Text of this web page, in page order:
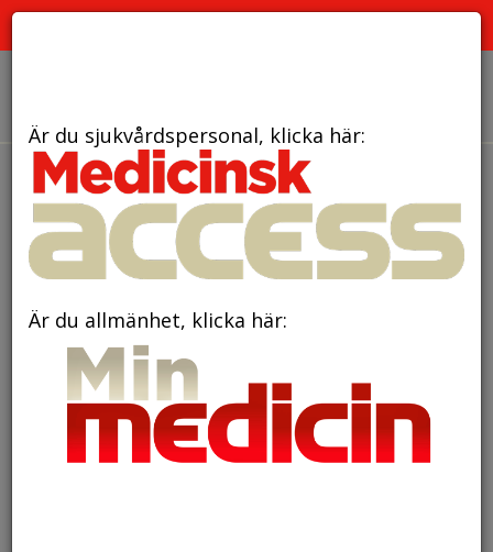
Är du sjukvårdspersonal, klicka här:
Är du allmänhet, klicka här: